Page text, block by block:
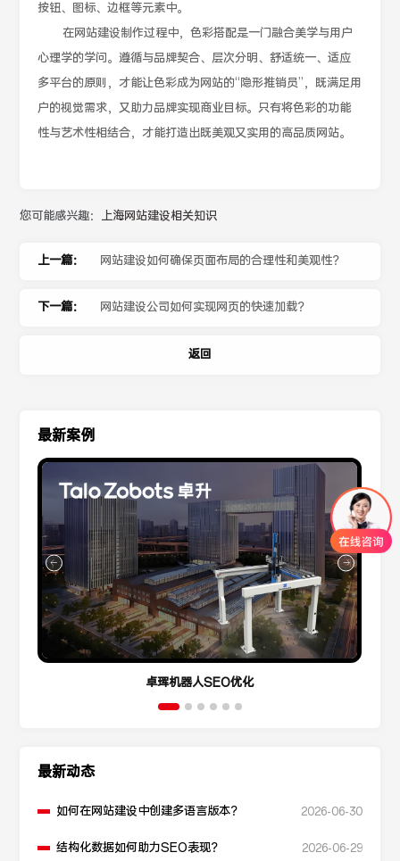
按钮、图标、边框等元素中。
在网站建设制作过程中，色彩搭配是一门融合美学与用户
心理学的学问。遵循与品牌契合、层次分明、舒适统一、适应
多平台的原则，才能让色彩成为网站的“隐形推销员”，既满足用
户的视觉需求，又助力品牌实现商业目标。只有将色彩的功能
性与艺术性相结合，才能打造出既美观又实用的高品质网站。
您可能感兴趣： 上海网站建设相关知识
上一篇： 网站建设如何确保页面布局的合理性和美观性？
下一篇： 网站建设公司如何实现网页的快速加载？
返回
最新案例
卓珲机器人SEO优化
最新动态
如何在网站建设中创建多语言版本？ 2026-06-30
结构化数据如何助力SEO表现？ 2026-06-29